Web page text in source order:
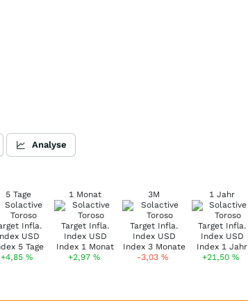
Analyse
5 Tage
+4,85%
1 Monat
+2,97 %
3M
-3,03%
1 Jahr
+21,50%